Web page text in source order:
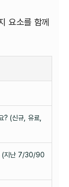
요소를 함께
? (신규, 유료,
(지난 7/30/90